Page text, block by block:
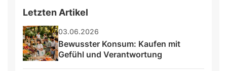
Letzten Artikel
03.06.2026
Bewusster Konsum: Kaufen mit
Gefühl und Verantwortung